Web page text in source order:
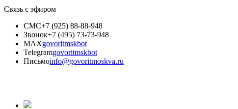
Связь с эфиром
СМС+7 (925) 88-88-948
Звонок+7 (495) 73-73-948
MAXgovoritmskbot
Telegramgovoritmskbot
Письмоinfo@govoritmoskva.ru